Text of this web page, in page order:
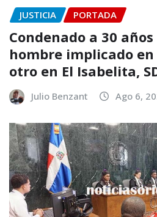
JUSTICIA PORTADA
Condenado a 30
hombre implicado
otro en El Isabelita,
Julio Benzant Ago 6,